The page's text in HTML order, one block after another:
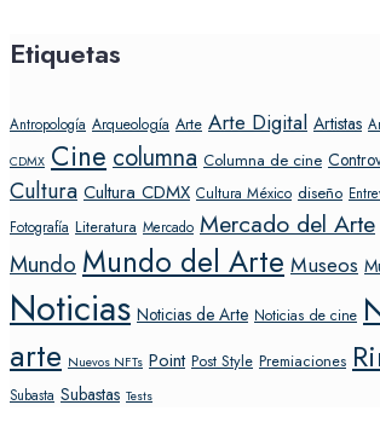
Etiquetas
Antropología Arqueología Arte Arte Digital Artistas
CDMX Cine columna Columna de cine
Cultura Cultura CDMX Cultura México diseño
Fotografía Literatura Mercado Mercado del Arte
Mundo Mundo del Arte Museos
Noticias Noticias de Arte Noticias de cine
arte Nuevos NFTs Point Post Style Premiaciones
Subasta Subastas Tests